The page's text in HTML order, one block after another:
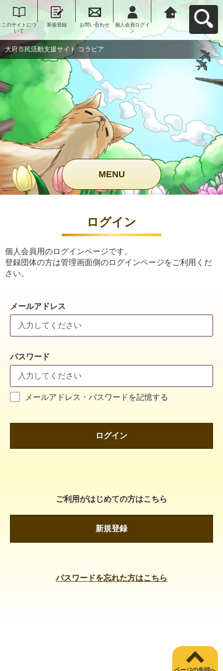
このサイトにつ
いて
新規登録 お問い合わせ
個人会員ログイ
ン
大府市民活動支
援サイト コラビ
アへ戻る
大府市民活動支援サイト コラビア
MENU
ログイン
個人会員用のログインページです。
登録団体の方は管理画面側のログインページをご利用くだ
さい。
メールアドレス
パスワード
メールアドレス・パスワードを記憶する
ログイン
ご利用がはじめての方はこちら
新規登録
パスワードを忘れた方はこちら